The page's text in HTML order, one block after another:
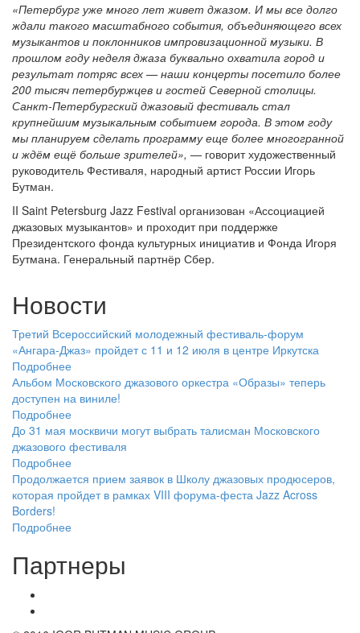
«Петербург уже много лет живет джазом. И мы все долго
ждали такого масштабного события, объединяющего всех
музыкантов и поклонников импровизационной музыки. В
прошлом году неделя джаза буквально охватила город и
результат потряс всех — наши концерты посетило более
200 тысяч петербуржцев и гостей Северной столицы.
Санкт-Петербургский джазовый фестиваль стал
крупнейшим музыкальным событием города. В этом году
мы планируем сделать программу еще более многогранной
и ждём ещё больше зрителей», — говорит художественный
руководитель Фестиваля, народный артист России Игорь
Бутман.
II Saint Petersburg Jazz Festival организован «Ассоциацией
джазовых музыкантов» и проходит при поддержке
Президентского фонда культурных инициатив и Фонда Игоря
Бутмана. Генеральный партнёр Сбер.
Новости
Третий Всероссийский молодежный фестиваль-форум
«Ангара-Джаз» пройдет с 11 и 12 июля в центре Иркутска
Подробнее
Альбом Московского джазового оркестра «Образы» теперь
доступен на виниле!
Подробнее
До 31 мая москвичи могут выбрать талисман Московского
джазового фестиваля
Подробнее
Продолжается прием заявок в Школу джазовых продюсеров,
которая пройдет в рамках VIII форума-феста Jazz Across
Borders!
Подробнее
Партнеры